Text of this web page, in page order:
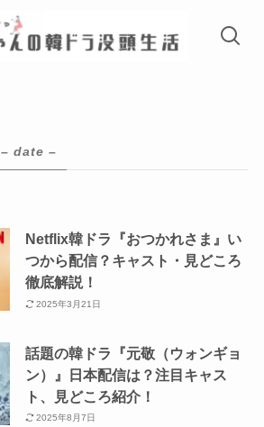
– date –
Netflix韓ドラ『おつかれさま』い
つから配信？キャスト・見どころ
徹底解説！
2025年3月21日
話題の韓ドラ『元敬（ウォンギョ
ン）』日本配信は？注目キャス
ト、見どころ紹介！
2025年8月7日